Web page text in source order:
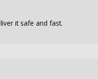
it safe and fast.